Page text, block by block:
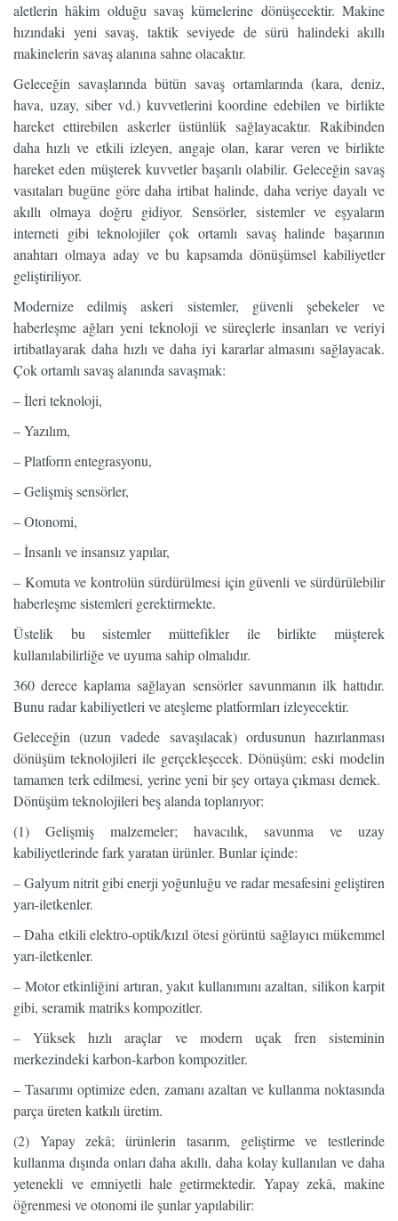
aletlerin hâkim olduğu savaş kümelerine dönüşecektir. Makine
hızındaki yeni savaş, taktik seviyede de sürü halindeki akıllı
makinelerin savaş alanına sahne olacaktır.
Geleceğin savaşlarında bütün savaş ortamlarında (kara, deniz,
hava, uzay, siber vd.) kuvvetlerini koordine edebilen ve birlikte
hareket ettirebilen askerler üstünlük sağlayacaktır. Rakibinden
daha hızlı ve etkili izleyen, angaje olan, karar veren ve birlikte
hareket eden müşterek kuvvetler başarılı olabilir. Geleceğin savaş
vasıtaları bugüne göre daha irtibat halinde, daha veriye dayalı ve
akıllı olmaya doğru gidiyor. Sensörler, sistemler ve eşyaların
interneti gibi teknolojiler çok ortamlı savaş halinde başarının
anahtarı olmaya aday ve bu kapsamda dönüşümsel kabiliyetler
geliştiriliyor.
Modernize edilmiş askeri sistemler, güvenli şebekeler ve
haberleşme ağları yeni teknoloji ve süreçlerle insanları ve veriyi
irtibatlayarak daha hızlı ve daha iyi kararlar almasını sağlayacak.
Çok ortamlı savaş alanında savaşmak:
– İleri teknoloji,
– Yazılım,
– Platform entegrasyonu,
– Gelişmiş sensörler,
– Otonomi,
– İnsanlı ve insansız yapılar,
– Komuta ve kontrolün sürdürülmesi için güvenli ve sürdürülebilir
haberleşme sistemleri gerektirmekte.
Üstelik bu sistemler müttefikler ile birlikte müşterek
kullanılabilirliğe ve uyuma sahip olmalıdır.
360 derece kaplama sağlayan sensörler savunmanın ilk hattıdır.
Bunu radar kabiliyetleri ve ateşleme platformları izleyecektir.
Geleceğin (uzun vadede savaşılacak) ordusunun hazırlanması
dönüşüm teknolojileri ile gerçekleşecek. Dönüşüm; eski modelin
tamamen terk edilmesi, yerine yeni bir şey ortaya çıkması demek.
Dönüşüm teknolojileri beş alanda toplanıyor:
(1) Gelişmiş malzemeler; havacılık, savunma ve uzay
kabiliyetlerinde fark yaratan ürünler. Bunlar içinde:
– Galyum nitrit gibi enerji yoğunluğu ve radar mesafesini geliştiren
yarı-iletkenler.
– Daha etkili elektro-optik/kızıl ötesi görüntü sağlayıcı mükemmel
yarı-iletkenler.
– Motor etkinliğini artıran, yakıt kullanımını azaltan, silikon karpit
gibi, seramik matriks kompozitler.
– Yüksek hızlı araçlar ve modern uçak fren sisteminin
merkezindeki karbon-karbon kompozitler.
– Tasarımı optimize eden, zamanı azaltan ve kullanma noktasında
parça üreten katkılı üretim.
(2) Yapay zekâ; ürünlerin tasarım, geliştirme ve testlerinde
kullanma dışında onları daha akıllı, daha kolay kullanılan ve daha
yetenekli ve emniyetli hale getirmektedir. Yapay zekâ, makine
öğrenmesi ve otonomi ile şunlar yapılabilir: